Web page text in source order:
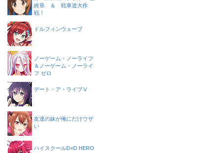
終章 ＆ 戦車道大作
戦！
ドルフィンウェーブ
ノーゲーム・ノーライフ
＆ノーゲーム・ノーライ
フ ゼロ
デート・ア・ライブⅤ
友達の妹が俺にだけウザ
い
ハイスクールD×D HERO